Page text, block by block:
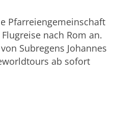
Pfarreiengemeinschaft
nach Rom an.
Subregens Johannes
ab sofort